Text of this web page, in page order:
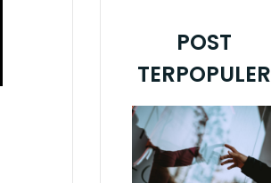
POST
TERPOPULER